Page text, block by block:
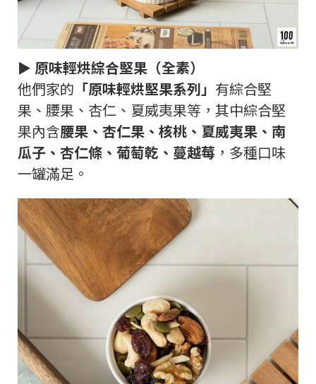
► 原味輕烘綜合堅果（全素）
他們家的 「原味輕烘堅果系列」 有綜合堅
果、腰果、杏仁、夏威夷果等，其中綜合堅
果內含腰果、杏仁果、核桃、夏威夷果、南
瓜子、杏仁條、葡萄乾、蔓越莓 ，多種口味
一罐滿足。